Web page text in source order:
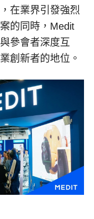
在業界引發強烈
的同時，Medit
參會者深度互
創新者的地位。